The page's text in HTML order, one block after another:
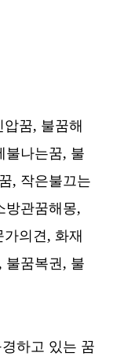
꿈, 불꿈해
불나는꿈, 불
, 작은불끄는
방관꿈해몽,
의견, 화재
불꿈복권, 불
하고 있는 꿈